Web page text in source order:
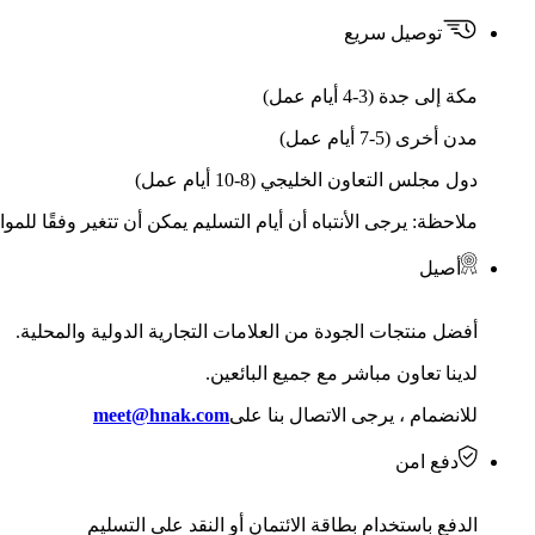
توصيل سريع
مكة إلى جدة (3-4 أيام عمل)
مدن أخرى (5-7 أيام عمل)
دول مجلس التعاون الخليجي (8-10 أيام عمل)
ملاحظة: يرجى الأنتباه أن أيام التسليم يمكن أن تتغير وفقًا
أصيل
أفضل منتجات الجودة من العلامات التجارية الدولية والمحلية.
لدينا تعاون مباشر مع جميع البائعين.
للانضمام ، يرجى الاتصال بنا علىmeet@hnak.com
دفع امن
الدفع باستخدام بطاقة الائتمان أو النقد على التسليم